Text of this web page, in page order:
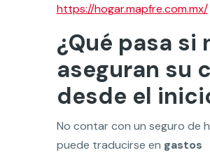
https://hogar.mapfre.com.mx/
¿Qué pasa si
aseguran su
desde el
No contar con un seguro de
puede traducirse en gastos